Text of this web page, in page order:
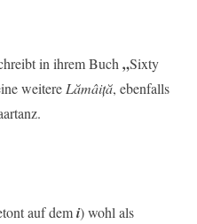
in ihrem Buch„Sixty
weitereLămâiță, ebenfalls
auf demi) wohl als